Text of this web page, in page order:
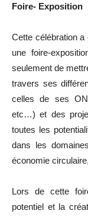
Foire- Exposition
Cette célébration a
une foire-
seulement de
travers ses
celles de ses
etc…) et des
toutes les
dans les
économie
Lors de cette
potentiel et la